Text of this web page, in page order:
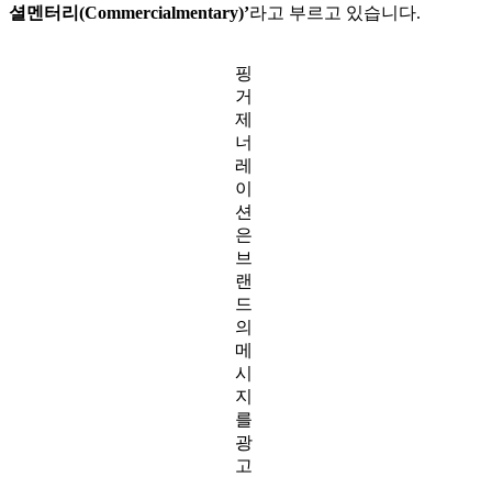
셜멘터리(Commercialmentary)’라고 부르고 있습니다.
핑
거
제
너
레
이
션
은
브
랜
드
의
메
시
지
를
광
고